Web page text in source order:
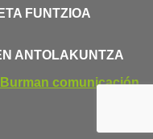
FUNTZIOA
ANTOLAKUNTZA
Burman comunicación